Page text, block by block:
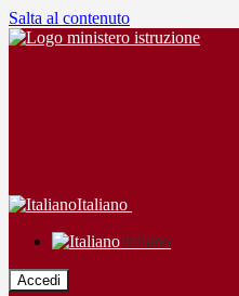
Salta al contenuto
Italiano
Italiano
Accedi